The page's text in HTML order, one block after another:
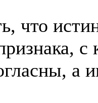
что
а